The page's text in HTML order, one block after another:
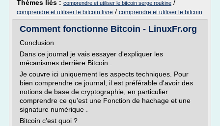
Thèmes liés : comprendre et utiliser le bitcoin serge roukine /
comprendre et utiliser le bitcoin livre / comprendre et utiliser le bitcoin
Comment fonctionne Bitcoin - LinuxFr.org
Conclusion
Dans ce journal je vais essayer d'expliquer les
mécanismes derrière Bitcoin .
Je couvre ici uniquement les aspects techniques. Pour
bien comprendre ce journal, il est préférable d'avoir des
notions de base de cryptographie, en particulier
comprendre ce qu'est une Fonction de hachage et une
signature numérique .
Bitcoin c'est quoi ?